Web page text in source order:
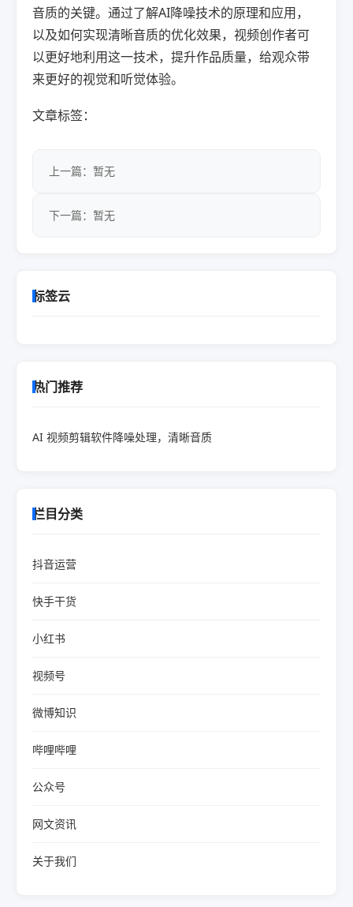
音质的关键。通过了解AI降噪技术的原理和应用，
以及如何实现清晰音质的优化效果，视频创作者可
以更好地利用这一技术，提升作品质量，给观众带
来更好的视觉和听觉体验。
文章标签：
上一篇：暂无
下一篇：暂无
标签云
热门推荐
AI 视频剪辑软件降噪处理，清晰音质
栏目分类
抖音运营
快手干货
小红书
视频号
微博知识
哔哩哔哩
公众号
网文资讯
关于我们